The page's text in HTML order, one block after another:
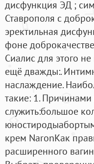
дисфункция ЭД ;
Ставрополя с
эректильная
фоне
Сиалис для этого
ещё дважды:.
наслаждение.
такие: 1.
служить:большое
крем NaronКак
расширенного